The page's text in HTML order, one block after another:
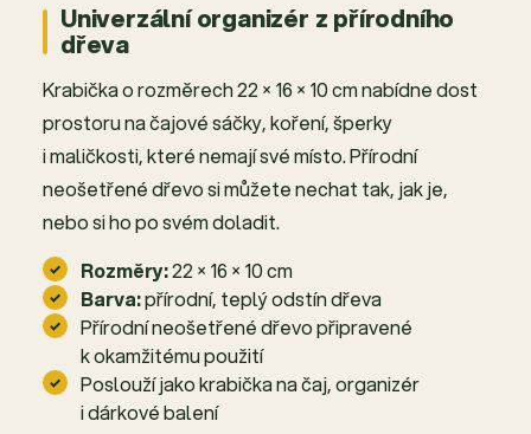
Univerzální organizér z přírodního
dřeva
Krabička o rozměrech 22 × 16 × 10 cm nabídne dost
prostoru na čajové sáčky, koření, šperky
i maličkosti, které nemají své místo. Přírodní
neošetřené dřevo si můžete nechat tak, jak je,
nebo si ho po svém doladit.
Rozměry:22 × 16 × 10 cm
Barva:přírodní, teplý odstín dřeva
Přírodní neošetřené dřevo připravené
k okamžitému použití
Poslouží jako krabička na čaj, organizér
i dárkové balení